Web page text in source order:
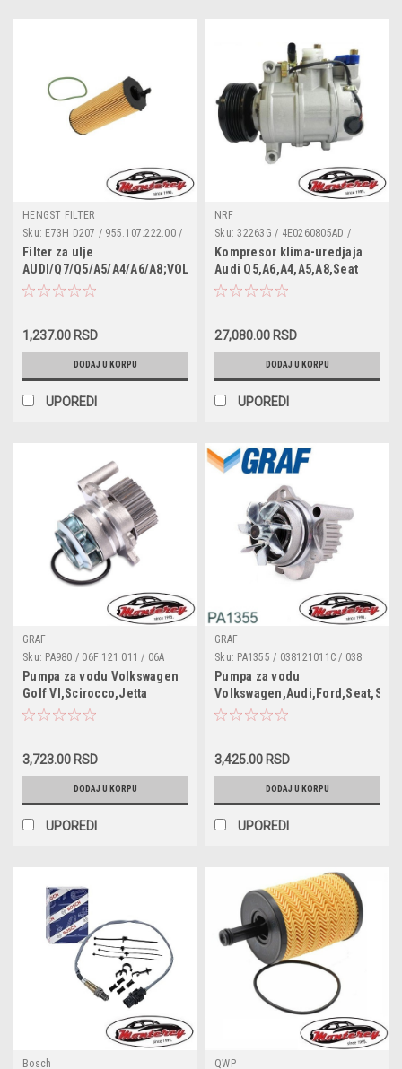
HENGST FILTER
Sku: E73H D207 / 955.107.222.00 /
057 115 561 M / 057115561M /
1153110000 / 2510500 / 586018 /
95510722200 / A210399 /
CH10636ECO / E73HD207 /
L403 / OX1963D / OX1963DECO /
Filter za ulje
AUDI/Q7/Q5/A5/A4/A6/A8;VOLKSWAGEN/Touareg
1,237.00 RSD
DODAJ U KORPU
UPOREDI
NRF
Sku: 32263G / 4E0260805AD /
4E0260805AJ / 4E0260805AP /
4E0260805BA / 4E0260805J /
4F0260805AA / 4F0260805AC /
4F0260805AE / 4F0260805AG /
4F0260805J / 4F0260805M /
Kompresor klima-uredjaja
Audi Q5,A6,A4,A5,A8,Seat
Exeo
27,080.00 RSD
DODAJ U KORPU
UPOREDI
GRAF
Sku: PA980 / 06F 121 011 / 06A
121 011R / 06A121011R /
06F121011 / 10980 / 1132200011 /
130329 / 1743 / 21837 / 240980 /
30618 / 30930618 / 350982025000
8MP376802471 / 980276 / A212 /
Pumpa za vodu Volkswagen
Golf VI,Scirocco,Jetta
III,Golf
III,Exeo,Leon,Skoda Octavia
3,723.00 RSD
DODAJ U KORPU
UPOREDI
GRAF
Sku: PA1355 / 038121011C / 038
121 011K / 038 121 011J /
03L121011B / 038 121 011H /
038121011D / 68000693AA /
68000693AC / 68000693AB /
03L121001B / 101355 / 10847012 /
Pumpa za vodu
3,425.00 RSD
DODAJ U KORPU
UPOREDI
Bosch QWP